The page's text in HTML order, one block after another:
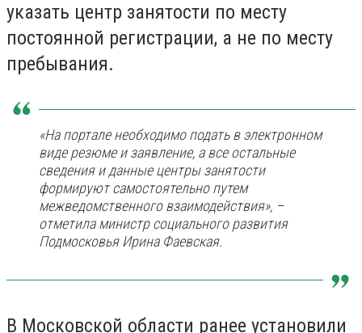
указать центр занятости по месту
постоянной регистрации, а не по месту
пребывания.
«На портале необходимо подать в электронном
виде резюме и заявление, а все остальные
сведения и данные центры занятости
формируют самостоятельно путем
межведомственного взаимодействия», –
отметила министр социального развития
Подмосковья Ирина Фаевская.
В Московской области ранее установили